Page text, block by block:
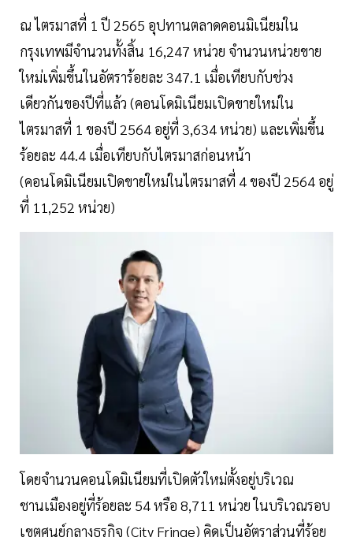
ณ ไตรมาสที่ 1 ปี 2565 อุปทานตลาดคอนมิเนียมใน
กรุงเทพมีจำนวนทั้งสิ้น 16,247 หน่วย จำนวนหน่วยขาย
ใหม่เพิ่มขึ้นในอัตราร้อยละ 347.1 เมื่อเทียบกับช่วง
เดียวกันของปีที่แล้ว (คอนโดมิเนียมเปิดขายใหม่ใน
ไตรมาสที่ 1 ของปี 2564 อยู่ที่ 3,634 หน่วย) และเพิ่มขึ้น
ร้อยละ 44.4 เมื่อเทียบกับไตรมาสก่อนหน้า
(คอนโดมิเนียมเปิดขายใหม่ในไตรมาสที่ 4 ของปี 2564 อยู่
ที่ 11,252 หน่วย)
โดยจำนวนคอนโดมิเนียมที่เปิดตัวใหม่ตั้งอยู่บริเวณ
ชานเมืองอยู่ที่ร้อยละ 54 หรือ 8,711 หน่วย ในบริเวณรอบ
เขตศูนย์กลางธุรกิจ (City Fringe) คิดเป็นอัตราส่วนที่ร้อย